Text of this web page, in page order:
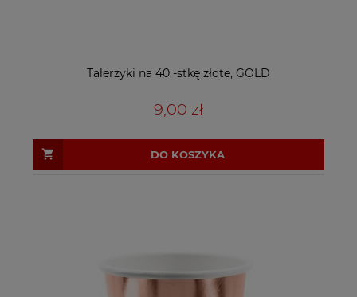
Talerzyki na 40 -stkę złote, GOLD
9,00 zł
DO KOSZYKA